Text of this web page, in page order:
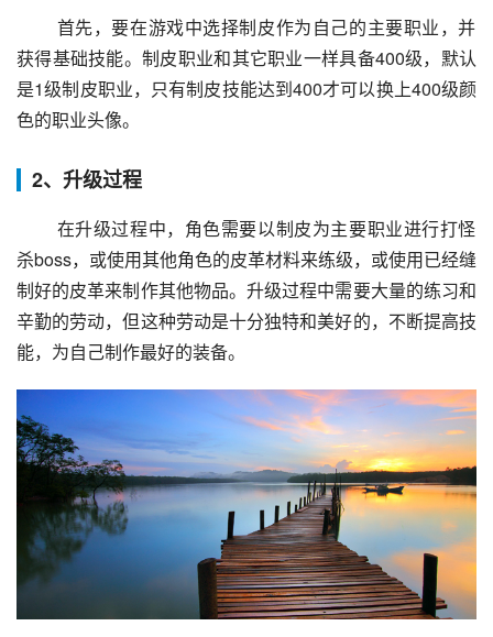
获得基础技能。制皮职业和其它职业一样具备400级，默认
是1级制皮职业，只有制皮技能达到400才可以换上400级颜
色的职业头像。
2、升级过程
杀boss，或使用其他角色的皮革材料来练级，或使用已经缝
制好的皮革来制作其他物品。升级过程中需要大量的练习和
辛勤的劳动，但这种劳动是十分独特和美好的，不断提高技
能，为自己制作最好的装备。